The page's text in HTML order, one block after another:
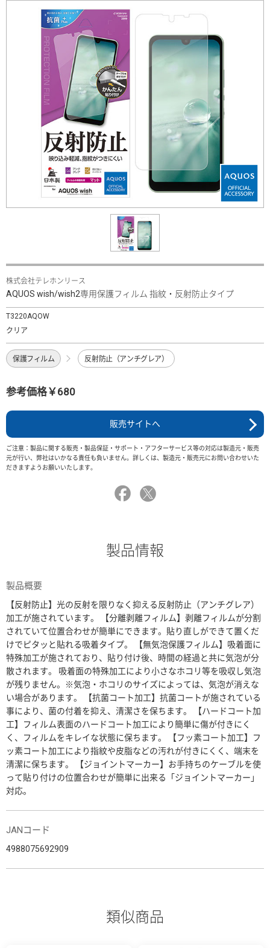
株式会社テレホンリース
AQUOS wish/wish2専用保護フィルム 指紋・反射防止タイプ
T3220AQOW
クリア
保護フィルム 反射防止（アンチグレア）
参考価格￥680
販売サイトへ
ご注意：製品に関する販売・製品保証・サポート・アフターサービス等の対応は製造元・販売
元が行い、弊社はいかなる責任も負いません。詳しくは、製造元・販売元にお問い合わせいた
だきますようお願いいたします。
製品情報
製品概要
【反射防止】光の反射を限りなく抑える反射防止（アンチグレア）
加工が施されています。 【分離剥離フィルム】剥離フィルムが分割
されていて位置合わせが簡単にできます。貼り直しができて置くだ
けでピタッと貼れる吸着タイプ。 【無気泡保護フィルム】吸着面に
特殊加工が施されており、貼り付け後、時間の経過と共に気泡が分
散されます。 吸着面の特殊加工により小さなホコリ等を吸収し気泡
が残りません。※気泡・ホコリのサイズによっては、気泡が消えな
い場合があります。 【抗菌コート加工】抗菌コートが施されている
事により、菌の付着を抑え、清潔さを保ちます。 【ハードコート加
工】フィルム表面のハードコート加工により簡単に傷が付きにく
く、フィルムをキレイな状態に保ちます。 【フッ素コート加工】フ
ッ素コート加工により指紋や皮脂などの汚れが付きにくく、端末を
清潔に保ちます。 【ジョイントマーカー】お手持ちのケーブルを使
って貼り付けの位置合わせが簡単に出来る「ジョイントマーカー」
対応。
JANコード
4988075692909
類似商品